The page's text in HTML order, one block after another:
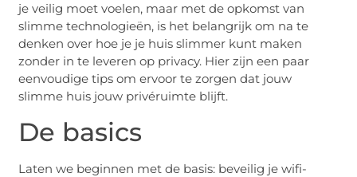
je veilig moet voelen, maar met de opkomst van
slimme technologieën, is het belangrijk om na te
denken over hoe je je huis slimmer kunt maken
zonder in te leveren op privacy. Hier zijn een paar
eenvoudige tips om ervoor te zorgen dat jouw
slimme huis jouw privéruimte blijft.
De basics
Laten we beginnen met de basis: beveilig je wifi-